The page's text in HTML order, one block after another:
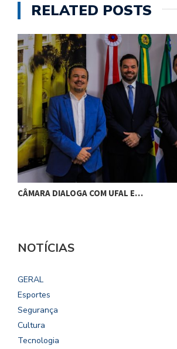
RELATED POSTS
CÂMARA DIALOGA COM UFAL E…
NOTÍCIAS
GERAL
Esportes
Segurança
Cultura
Tecnologia